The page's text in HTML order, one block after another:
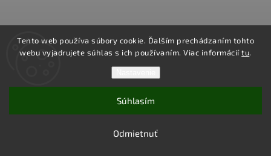
Tento web používa súbory cookie. Ďalším prechádzaním tohto
webu vyjadrujete súhlas s ich používaním. Viac informáciítu.
Odmietnuť
Súhlasím
Topmet Kryt Mliečny Klik pre lišty Corner10.V2, 2m, 1ks
€4
2m Mliečny Klik difúzor pre hliníkové lišty od Topmet.